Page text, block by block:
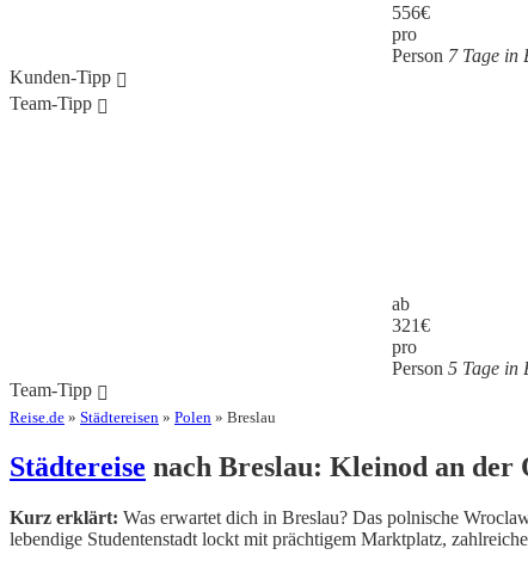
556€
pro
Person 7 Tage in
Kunden-Tipp
Team-Tipp
ab
321€
pro
Person 5 Tage in
Team-Tipp
Reise.de » Städtereisen » Polen » Breslau
Städtereise nach Breslau: Kleinod an der
Kurz erklärt: Was erwartet dich in Breslau? Das polnische
lebendige Studentenstadt lockt mit prächtigem Marktplatz,